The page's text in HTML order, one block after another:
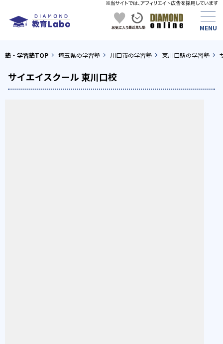
塾・学習塾TOP 埼玉県の学習塾 川口市の学習塾 東川口駅の学習塾
サイエイスクール 東川口校